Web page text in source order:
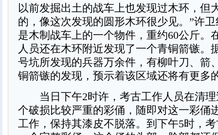
以前发掘出土的战车上也发现过木环，但
的，像这次发现的圆形木环很少见。”许
是木制战车上的一个物件，重约60公斤。
人员还在木环附近发现了一个青铜箭镞。
号坑所发现的兵器万余件，有柳叶刀、箭
铜箭镞的发现，预示着该区域还将有更多
当日下午2时许，考古工作人员在清理
个破损比较严重的彩俑，随即对这一彩俑
工作，保持其漆皮不脱落。到下午5时，